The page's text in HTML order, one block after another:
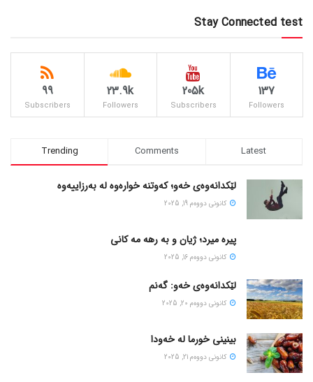
Stay Connected test
137
Followers
205k
Subscribers
23.9k
Followers
99
Subscribers
Trending Comments Latest
لێکدانەوەی خەو؛ کەوتنە خوارەوە لە بەرزاییەوە
كانونی دووه‌م 19, 2025
پیره میرد؛ ژیان و به رهه مه کانی
كانونی دووه‌م 16, 2025
لێکدانەوەی خەو: گەنم
كانونی دووه‌م 20, 2025
بینینی خورما لە خەودا
كانونی دووه‌م 21, 2025